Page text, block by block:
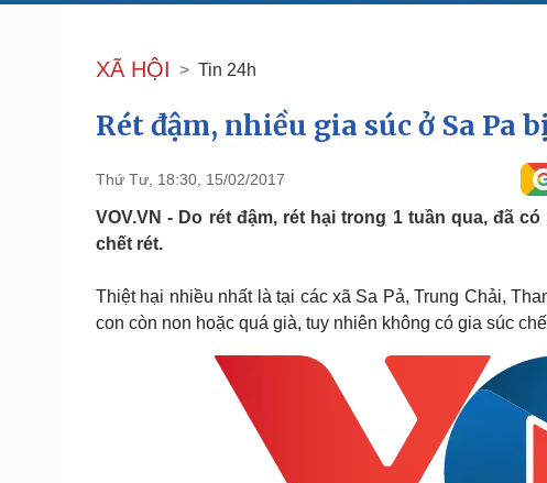
Đảng
Tổ chức nhân sự
Nhận diện sự thật
Dấu ấn VOV
Pháp luật
Vụ án
Tư vấn luật
Quân sự - Quốc phòng
Phân tích
Dinh dưỡng - món ngon
Đời sống
Nhà đẹp
Tình yêu - Gia đình
XÃ HỘI Tin 24h
Rét đậm, nhiều gia súc ở Sa Pa
Thứ Tư, 18:30, 15/02/2017
VOV.VN - Do rét đậm, rét hại trong 1 tuần qua, đã
chết rét.
Thiệt hại nhiều nhất là tại các xã Sa Pả, Trung Chải,
con còn non hoặc quá già, tuy nhiên không có gia súc